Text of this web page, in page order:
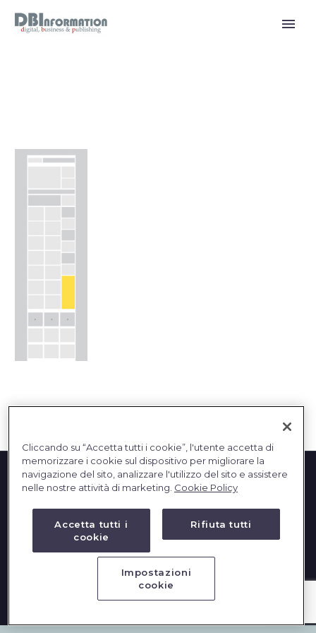
2023 © DBInformation SPA - Partita IVA: 09293820156
PRIVACY|COOKIES
Cliccando su “Accetta tutti i cookie”, l'utente accetta di
memorizzare i cookie sul dispositivo per migliorare la
navigazione del sito, analizzare l'utilizzo del sito e assistere
nelle nostre attività di marketing. Cookie Policy
Accetta tutti i
cookie
Rifiuta tutti
Impostazioni
cookie